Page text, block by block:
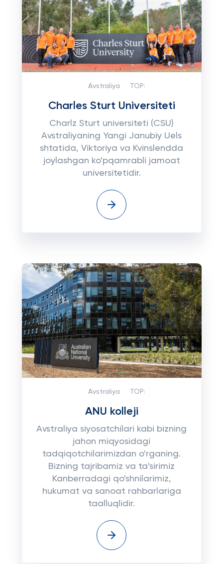
Avstraliya TOP:
Charles Sturt Universiteti
Charlz Sturt universiteti (CSU)
Avstraliyaning Yangi Janubiy Uels
shtatida, Viktoriya va Kvinslendda
joylashgan ko'pqamrabli jamoat
universitetidir.
Avstraliya TOP:
ANU kolleji
Avstraliya siyosatchilari kabi bizning
jahon miqyosidagi
tadqiqotchilarimizdan o'rganing.
Bizning tajribamiz va ta'sirimiz
Kanberradagi qo'shnilarimiz,
hukumat va sanoat rahbarlariga
taalluqlidir.